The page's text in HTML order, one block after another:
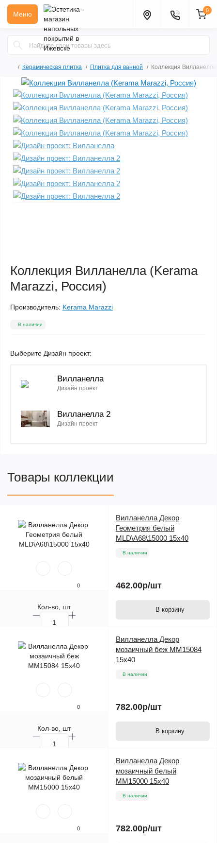
Меню 0
Керамическая плитка Плитка для ванной Коллекция
Коллекция Вилланелла (Kerama
Marazzi, Россия)
Производитель: Kerama Marazzi
В наличии
Выберите Дизайн проект:
Вилланелла
Дизайн проект
Вилланелла 2
Дизайн проект
Товары коллекции
0
Кол-во, шт
Вилланелла Декор
Геометрия белый
MLD\A68\15000 15х40
В наличии
462.00р/шт
В корзину
0
Кол-во, шт
Вилланелла Декор
мозаичный беж MM15084
15х40
В наличии
782.00р/шт
В корзину
0
Вилланелла Декор
мозаичный белый
MM15000 15х40
В наличии
782.00р/шт